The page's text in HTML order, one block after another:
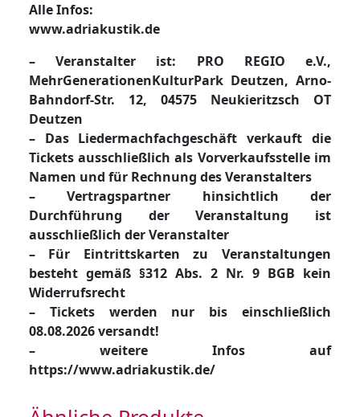
Alle Infos:
www.adriakustik.de
– Veranstalter ist: PRO REGIO e.V.,
MehrGenerationenKulturPark Deutzen, Arno-
Bahndorf-Str. 12, 04575 Neukieritzsch OT
Deutzen
– Das Liedermachfachgeschäft verkauft die
Tickets ausschließlich als Vorverkaufsstelle im
Namen und für Rechnung des Veranstalters
– Vertragspartner hinsichtlich der
Durchführung der Veranstaltung ist
ausschließlich der Veranstalter
– Für Eintrittskarten zu Veranstaltungen
besteht gemäß §312 Abs. 2 Nr. 9 BGB kein
Widerrufsrecht
– Tickets werden nur bis einschließlich
08.08.2026 versandt!
– weitere Infos auf
https://www.adriakustik.de/